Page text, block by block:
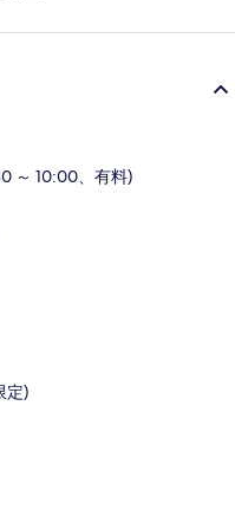
～ 10:00、有料)
定)